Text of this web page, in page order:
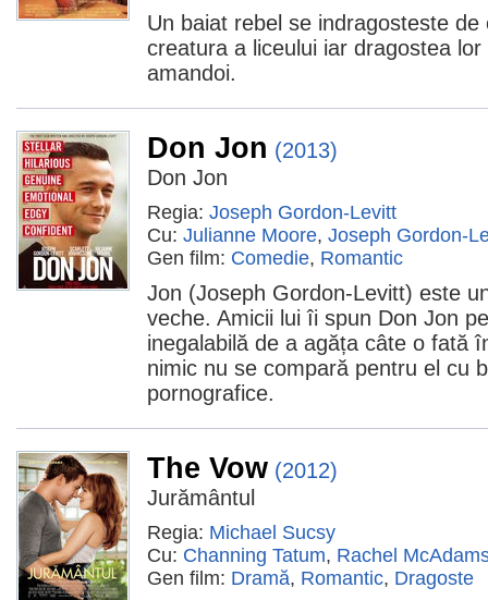
Un baiat rebel se indragosteste de
creatura a liceului iar dragostea
amandoi.
Don Jon (2013)
Don Jon
Regia: Joseph Gordon-Levitt
Cu: Julianne Moore, Joseph Gordon-
Gen film: Comedie, Romantic
Jon (Joseph Gordon-Levitt) este
veche. Amicii lui îi spun Don Jon
inegalabilă de a agăța câte o fată
nimic nu se compară pentru el cu
pornografice.
The Vow (2012)
Jurământul
Regia: Michael Sucsy
Cu: Channing Tatum, Rachel
Gen film: Dramă, Romantic, Dragoste